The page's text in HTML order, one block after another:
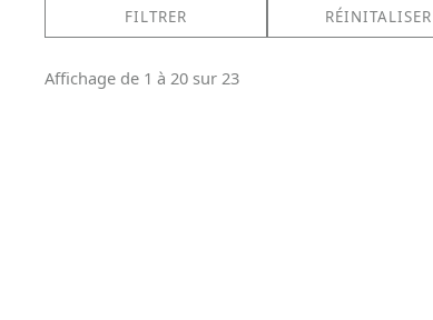
Affichage de 1 à 20 sur 23